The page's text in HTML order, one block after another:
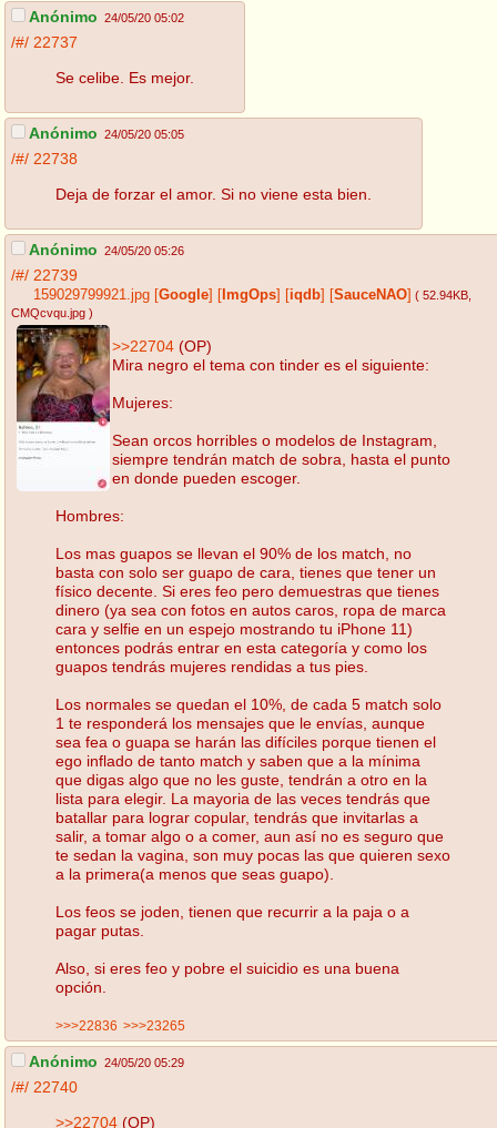
Anónimo 24/05/20 05:02
/#/ 22737
Se celibe. Es mejor.
Anónimo 24/05/20 05:05
/#/ 22738
Deja de forzar el amor. Si no viene esta bien.
Anónimo 24/05/20 05:26
/#/ 22739
159029799921.jpg Google ImgOps iqdb SauceNAO ( 52.94KB
CMQcvqu.jpg )
>>22704 (OP)
Mira negro el tema con tinder es el siguiente:
Mujeres:
Sean orcos horribles o modelos de Instagram,
siempre tendrán match de sobra, hasta el punto
en donde pueden escoger.
Hombres:
Los mas guapos se llevan el 90% de los match, no
basta con solo ser guapo de cara, tienes que tener un
físico decente. Si eres feo pero demuestras que tienes
dinero (ya sea con fotos en autos caros, ropa de marca
cara y selfie en un espejo mostrando tu iPhone 11)
entonces podrás entrar en esta categoría y como los
guapos tendrás mujeres rendidas a tus pies.
Los normales se quedan el 10%, de cada 5 match solo
1 te responderá los mensajes que le envías, aunque
sea fea o guapa se harán las difíciles porque tienen el
ego inflado de tanto match y saben que a la mínima
que digas algo que no les guste, tendrán a otro en la
lista para elegir. La mayoria de las veces tendrás que
batallar para lograr copular, tendrás que invitarlas a
salir, a tomar algo o a comer, aun así no es seguro que
te sedan la vagina, son muy pocas las que quieren sexo
a la primera(a menos que seas guapo).
Los feos se joden, tienen que recurrir a la paja o a
pagar putas.
Also, si eres feo y pobre el suicidio es una buena
opción.
>>>22836 >>>23265
Anónimo 24/05/20 05:29
/#/ 22740
>>22704 (OP)